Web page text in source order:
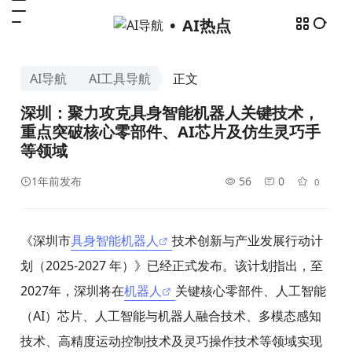
AI热点
AI导航 AI工具导航 正文
深圳：聚力攻克具身智能机器人关键技术，
重点突破核心零部件、AI芯片及仿生灵巧手
等领域
1年前发布 56 0 0
《深圳市具身智能机器人
技术创新与产业发展行动计
划（2025-2027 年）》已经正式发布。该计划指出，至
2027年，深圳将在机器人
关键核心零部件、人工智能
（AI）芯片、人工智能与机器人融合技术、多模态感知
技术、高精度运动控制技术及灵巧操作技术等领域实现